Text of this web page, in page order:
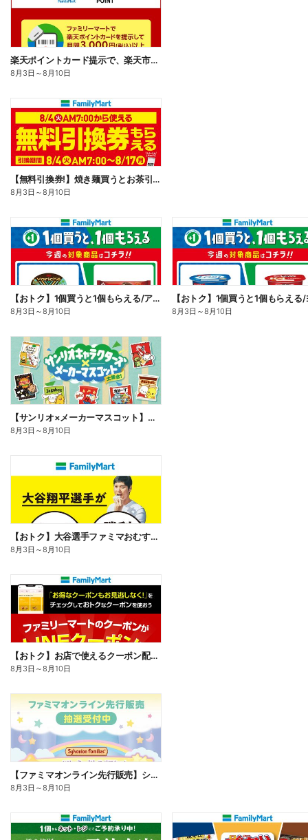
楽天ポイントカード提示で、楽天市場でのお買い物がおトクに!
8月3日 ～8月10日
【無料引換券!】焼き麺買うとお茶引換券貰える!
8月3日 ～8月10日
【おトク】1個買うと1個もらえる/アイス
8月3日 ～8月10日 8月3日 ～8月10日
【サンリオ×メーカーマスコット】オリジナルグッズ貰える!
8月3日 ～8月10日
【おトク】大谷選手ファミマおむすび割
8月3日 ～8月10日
【おトク】お店で使えるクーポン配信中
8月3日 ～8月10日
【ファミマオンライン先行販売】シルバニアファミリー
8月3日 ～8月10日